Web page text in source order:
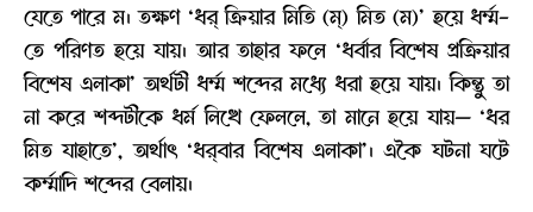
যেতে পারে ম। তক্ষণ ‘ধর্ ক্রিয়ার মিতি (ম্) মিত (ম)’ হয়ে ধর্ম্ম-
তে পরিণত হয়ে যায়। আর তাহার ফলে ‘ধর্বার বিশেষ প্রক্রিয়ার
বিশেষ এলাকা’ অর্থটী ধর্ম্ম শব্দের মধ্যে ধরা হয়ে যায়। কিন্তু তা
না করে শব্দটীকে ধর্ম লিখে ফেললে, তা মানে হয়ে যায়— ‘ধর
মিত যাহাতে’, অর্থাৎ ‘ধর্‌বার বিশেষ এলাকা’। একৈ ঘটনা ঘটে
কর্ম্মাদি শব্দের বেলায়।